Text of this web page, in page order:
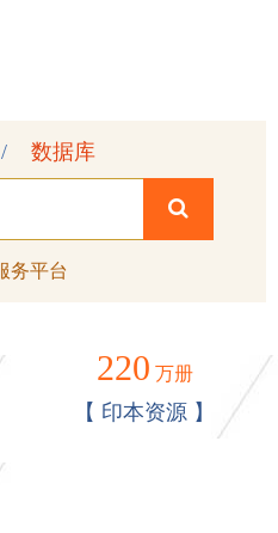
数据库
务平台
220 万册
【 印本资源 】